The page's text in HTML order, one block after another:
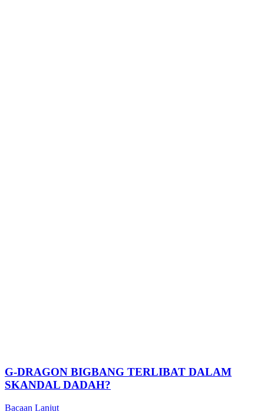
G-DRAGON BIGBANG TERLIBAT DALAM
SKANDAL DADAH?
Bacaan Lanjut